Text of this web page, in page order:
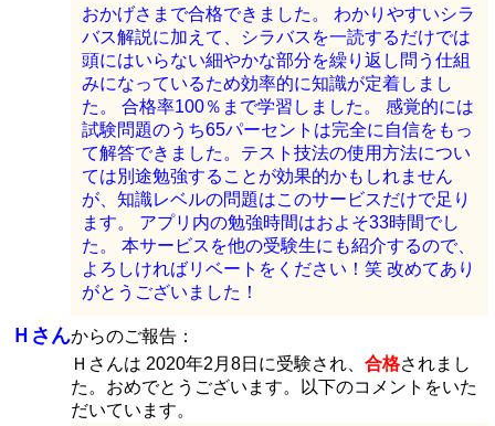
おかげさまで合格できました。 わかりやすいシラ
バス解説に加えて、シラバスを一読するだけでは
頭にはいらない細やかな部分を繰り返し問う仕組
みになっているため効率的に知識が定着しまし
た。 合格率100％まで学習しました。 感覚的には
試験問題のうち65パーセントは完全に自信をもっ
て解答できました。テスト技法の使用方法につい
ては別途勉強することが効果的かもしれません
が、知識レベルの問題はこのサービスだけで足り
ます。 アプリ内の勉強時間はおよそ33時間でし
た。 本サービスを他の受験生にも紹介するので、
よろしければリベートをください！笑 改めてあり
がとうございました！
Ｈさんからのご報告：
Ｈさんは 2020年2月8日に受験され、 合格されまし
た。おめでとうございます。以下のコメントをいた
だいています。